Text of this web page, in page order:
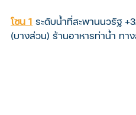
โซน 1 ระดับน้ำที่สะพานนวรัฐ
(บางส่วน) ร้านอาหารท่าน้ำ ทา